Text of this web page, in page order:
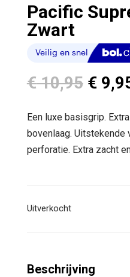
Pacific
Zwart
€10,95
prijs
was:
€
€
Een luxe basisgrip.
bovenlaag. Uitstekende
perforatie. Extra zacht
Uitverkocht
Beschrijving